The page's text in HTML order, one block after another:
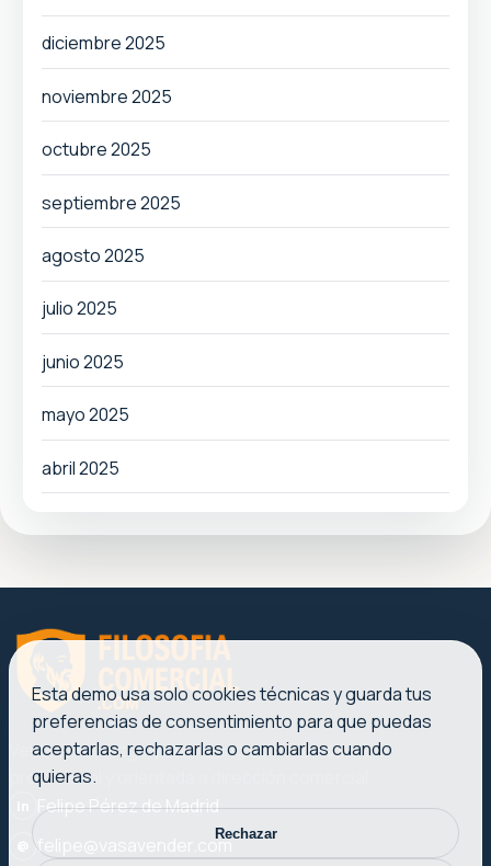
diciembre 2025
noviembre 2025
octubre 2025
septiembre 2025
agosto 2025
julio 2025
junio 2025
mayo 2025
abril 2025
Ventas, liderazgo y marketing con una voz clara,
profesional y orientada a dirección comercial.
Felipe Pérez de Madrid
felipe@vasavender.com
Esta demo usa solo cookies técnicas y guarda tus
preferencias de consentimiento para que puedas
aceptarlas, rechazarlas o cambiarlas cuando
quieras.
Rechazar